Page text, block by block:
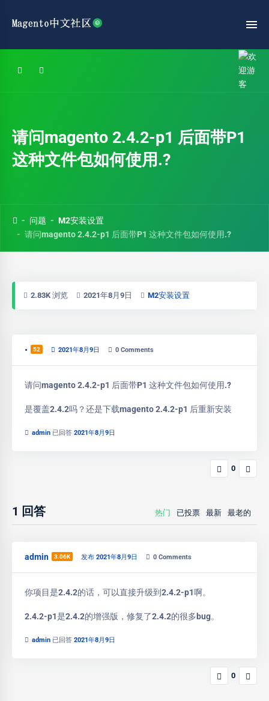
请问magento 2.4.2-p1 后面带P1
这种文件包如何使用.?
问题
M2安装设置
请问magento 2.4.2-p1 后面带P1 这种文件包如何使用.?
2.83K 浏览 2021年8月9日 M2安装设置
• 52 2021年8月9日 0 Comments
请问magento 2.4.2-p1 后面带P1 这种文件包如何使用.?
是覆盖2.4.2吗？还是下载magento 2.4.2-p1 后重新安装
admin 已回答 2021年8月9日
0
1 回答 热门 已投票 最新 最老的
admin 3.06K 发布 2021年8月9日 0 Comments
你项目是2.4.2的话，可以直接升级到2.4.2-p1啊。
2.4.2-p1是2.4.2的增强版，修复了2.4.2的很多bug。
admin 已回答 2021年8月9日
0